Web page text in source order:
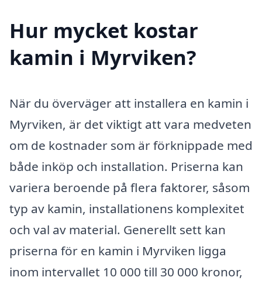
Hur mycket kostar
kamin i Myrviken?
När du överväger att installera en kamin i
Myrviken, är det viktigt att vara medveten
om de kostnader som är förknippade med
både inköp och installation. Priserna kan
variera beroende på flera faktorer, såsom
typ av kamin, installationens komplexitet
och val av material. Generellt sett kan
priserna för en kamin i Myrviken ligga
inom intervallet 10 000 till 30 000 kronor,